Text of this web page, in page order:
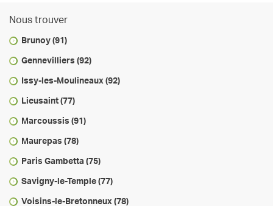
Nous trouver
Brunoy (91)
Gennevilliers (92)
Issy-les-Moulineaux (92)
Lieusaint (77)
Marcoussis (91)
Maurepas (78)
Paris Gambetta (75)
Savigny-le-Temple (77)
Voisins-le-Bretonneux (78)